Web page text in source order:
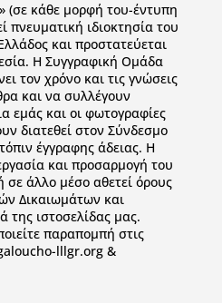
(σε κάθε μορφή του-έντυπη
πνευματική ιδιοκτησία του
και προστατεύεται
Η Συγγραφική Ομάδα
τον χρόνο και τις γνώσεις
και να συλλέγουν
εμάς και οι φωτογραφίες
διατεθεί στον Σύνδεσμο
έγγραφης άδειας. Η
και προσαρμογή του
σε άλλο μέσο αθετεί όρους
Δικαιωμάτων και
της ιστοσελίδας μας.
παραπομπή στις
lllgr.org &